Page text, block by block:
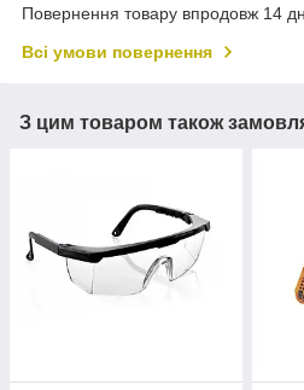
Повернення товару впродовж 14
Всі умови повернення
З цим товаром також